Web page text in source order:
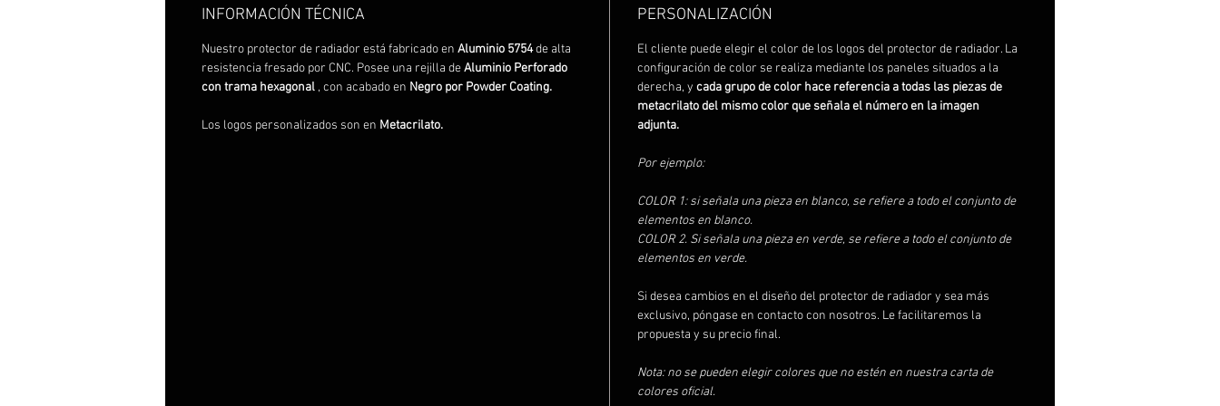
INFORMACIÓN TÉCNICA
Nuestro protector de radiador está fabricado en Aluminio 5754de alta
resistencia fresado por CNC. Posee una rejilla deAluminio Perforado
con trama hexagonal , con acabado en Negro por Powder Coating.
Los logos personalizados son en Metacrilato.
PERSONALIZACIÓN
El cliente puede elegir el color de los logos del protector de radiador. La
configuración de color se realiza mediante los paneles situados a la
derecha, y cada grupo de color hace referencia a todas las piezas de
metacrilato del mismo color que señala el número en la imagen
adjunta.
Por ejemplo:
COLOR 1: si señala una pieza en blanco, se refiere a todo el conjunto de
elementos en blanco.
COLOR 2. Si señala una pieza en verde, se refiere a todo el conjunto de
elementos en verde.
Si desea cambios en el diseño del protector de radiador y sea más
exclusivo, póngase en contacto con nosotros. Le facilitaremos la
propuesta y su precio final.
Nota: no se pueden elegir colores que no estén en nuestra carta de
colores oficial.